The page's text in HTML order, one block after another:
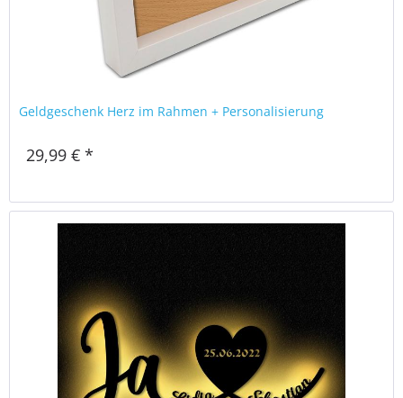
Geldgeschenk Herz im Rahmen + Personalisierung
29,99 € *